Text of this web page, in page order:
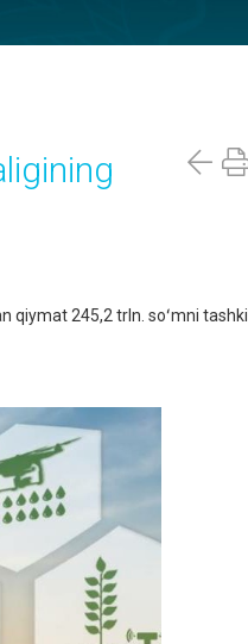
qiymat 245,2 trln. soʻmni tashkil